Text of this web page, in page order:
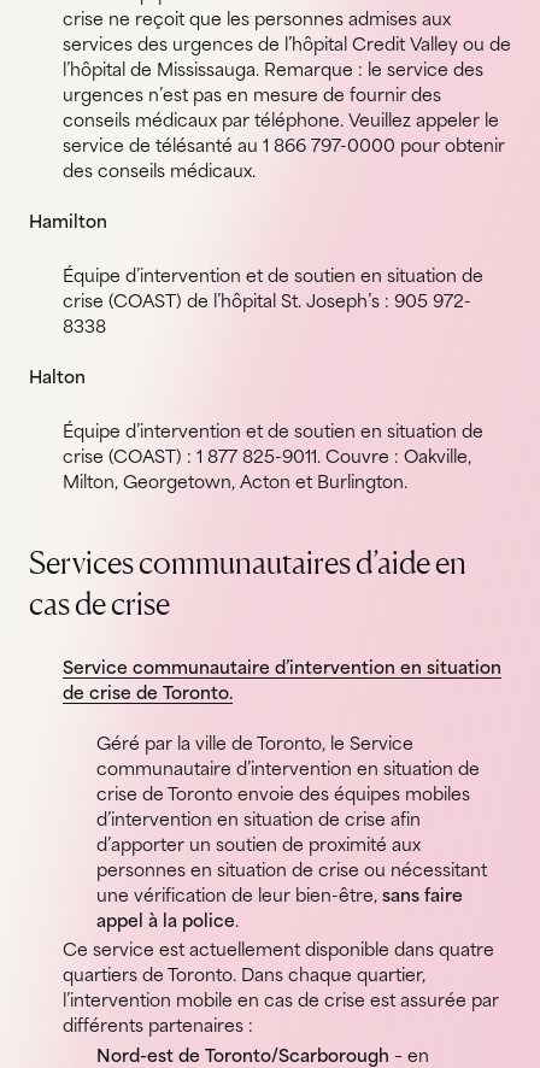
crise ne reçoit que les personnes admises aux
services des urgences de l’hôpital Credit Valley ou de
l’hôpital de Mississauga. Remarque : le service des
urgences n’est pas en mesure de fournir des
conseils médicaux par téléphone. Veuillez appeler le
service de télésanté au 1 866 797-0000 pour obtenir
des conseils médicaux.
Hamilton
Équipe d’intervention et de soutien en situation de
crise (COAST) de l’hôpital St. Joseph’s : 905 972-
8338
Halton
Équipe d’intervention et de soutien en situation de
crise (COAST) : 1 877 825-9011. Couvre : Oakville,
Milton, Georgetown, Acton et Burlington.
Services communautaires d’aide en
cas de crise
Service communautaire d’intervention en situation
de crise de Toronto.
Géré par la ville de Toronto, le Service
communautaire d’intervention en situation de
crise de Toronto envoie des équipes mobiles
d’intervention en situation de crise afin
d’apporter un soutien de proximité aux
personnes en situation de crise ou nécessitant
une vérification de leur bien-être, sans faire
appel à la police.
Ce service est actuellement disponible dans quatre
quartiers de Toronto. Dans chaque quartier,
l’intervention mobile en cas de crise est assurée par
différents partenaires :
Nord-est de Toronto/Scarborough – en